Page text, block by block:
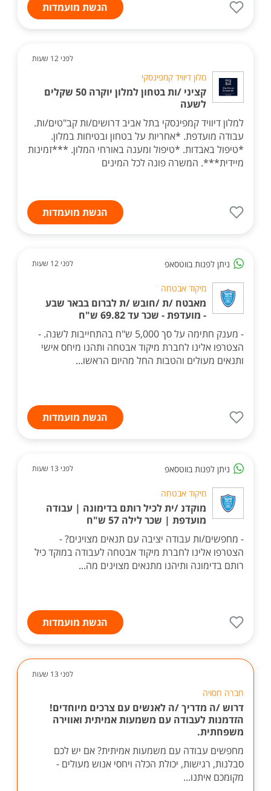
הגשת מועמדות
לפני 12 שעות
מלון דיוויד קמפינסקי
קציני /ות בטחון למלון יוקרה 50 שקלים
לשעה
למלון דיוויד קמפינסקי בתל אביב דרושים/ות קב"טים/ות.
עבודה מועדפת. *אחריות על בטחון ובטיחות במלון.
*טיפול באבדות. *טיפול ומענה באורחי המלון. ***זמינות
מיידית***. המשרה פונה לכל המינים
הגשת מועמדות
ניתן לפנות בווטסאפ לפני 12 שעות
מיקוד אבטחה
מאבטח /ת /חובש /ת לברום בבאר שבע
- מועדפת - שכר עד 69.82 ש"ח
- מענק חתימה על סך 5,000 ש"ח בהתחייבות לשנה. -
הצטרפו אלינו לחברת מיקוד אבטחה ותהנו מיחס אישי
ותנאים מעולים והטבות החל מהיום הראשו...
הגשת מועמדות
ניתן לפנות בווטסאפ לפני 13 שעות
מיקוד אבטחה
מוקדנ /ית לכיל רותם בדימונה | עבודה
מועדפת | שכר לילה 57 ש"ח
- מחפשים/ות עבודה יציבה עם תנאים מצוינים? -
הצטרפו אלינו לחברת מיקוד אבטחה לעבודה במוקד כיל
רותם בדימונה ותיהנו מתנאים מצוינים מה...
הגשת מועמדות
לפני 13 שעות
חברה חסויה
דרוש /ה מדריך /ה לאנשים עם צרכים מיוחדים!
הזדמנות לעבודה עם משמעות אמיתית ואווירה
משפחתית.
מחפשים עבודה עם משמעות אמיתית? אם יש לכם
סבלנות, רגישות, יכולת הכלה ויחסי אנוש מעולים -
מקומכם איתנו...